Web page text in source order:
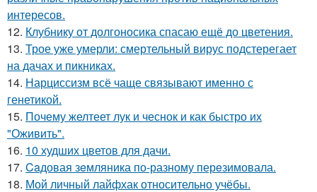
интересов.
12. Клубнику от долгоносика спасаю ещё до цветения.
13. Трое уже умерли: смертельный вирус подстерегает
на дачах и пикниках.
14. Нарциссизм всё чаще связывают именно с
генетикой.
15. Почему желтеет лук и чеснок и как быстро их
"Оживить".
16. 10 худших цветов для дачи.
17. Caдовая зeмляника по-разному перeзимовала.
18. Мой личный лайфхак относительно учёбы.